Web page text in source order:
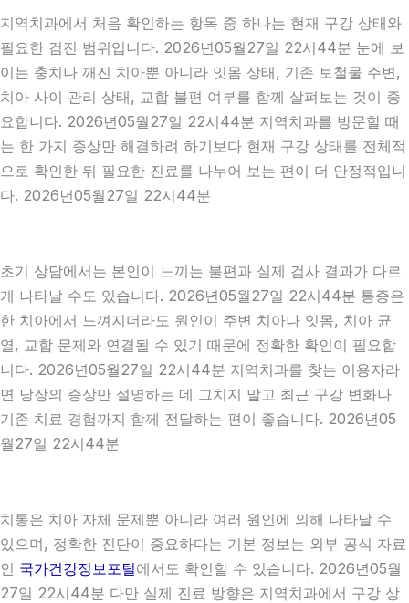
지역치과에서 처음 확인하는 항목 중 하나는 현재 구강 상태와
필요한 검진 범위입니다. 2026년05월27일 22시44분 눈에 보
이는 충치나 깨진 치아뿐 아니라 잇몸 상태, 기존 보철물 주변,
치아 사이 관리 상태, 교합 불편 여부를 함께 살펴보는 것이 중
요합니다. 2026년05월27일 22시44분 지역치과를 방문할 때
는 한 가지 증상만 해결하려 하기보다 현재 구강 상태를 전체적
으로 확인한 뒤 필요한 진료를 나누어 보는 편이 더 안정적입니
다. 2026년05월27일 22시44분
초기 상담에서는 본인이 느끼는 불편과 실제 검사 결과가 다르
게 나타날 수도 있습니다. 2026년05월27일 22시44분 통증은
한 치아에서 느껴지더라도 원인이 주변 치아나 잇몸, 치아 균
열, 교합 문제와 연결될 수 있기 때문에 정확한 확인이 필요합
니다. 2026년05월27일 22시44분 지역치과를 찾는 이용자라
면 당장의 증상만 설명하는 데 그치지 말고 최근 구강 변화나
기존 치료 경험까지 함께 전달하는 편이 좋습니다. 2026년05
월27일 22시44분
치통은 치아 자체 문제뿐 아니라 여러 원인에 의해 나타날 수
있으며, 정확한 진단이 중요하다는 기본 정보는 외부 공식 자료
인 국가건강정보포털에서도 확인할 수 있습니다. 2026년05월
27일 22시44분 다만 실제 진료 방향은 지역치과에서 구강 상